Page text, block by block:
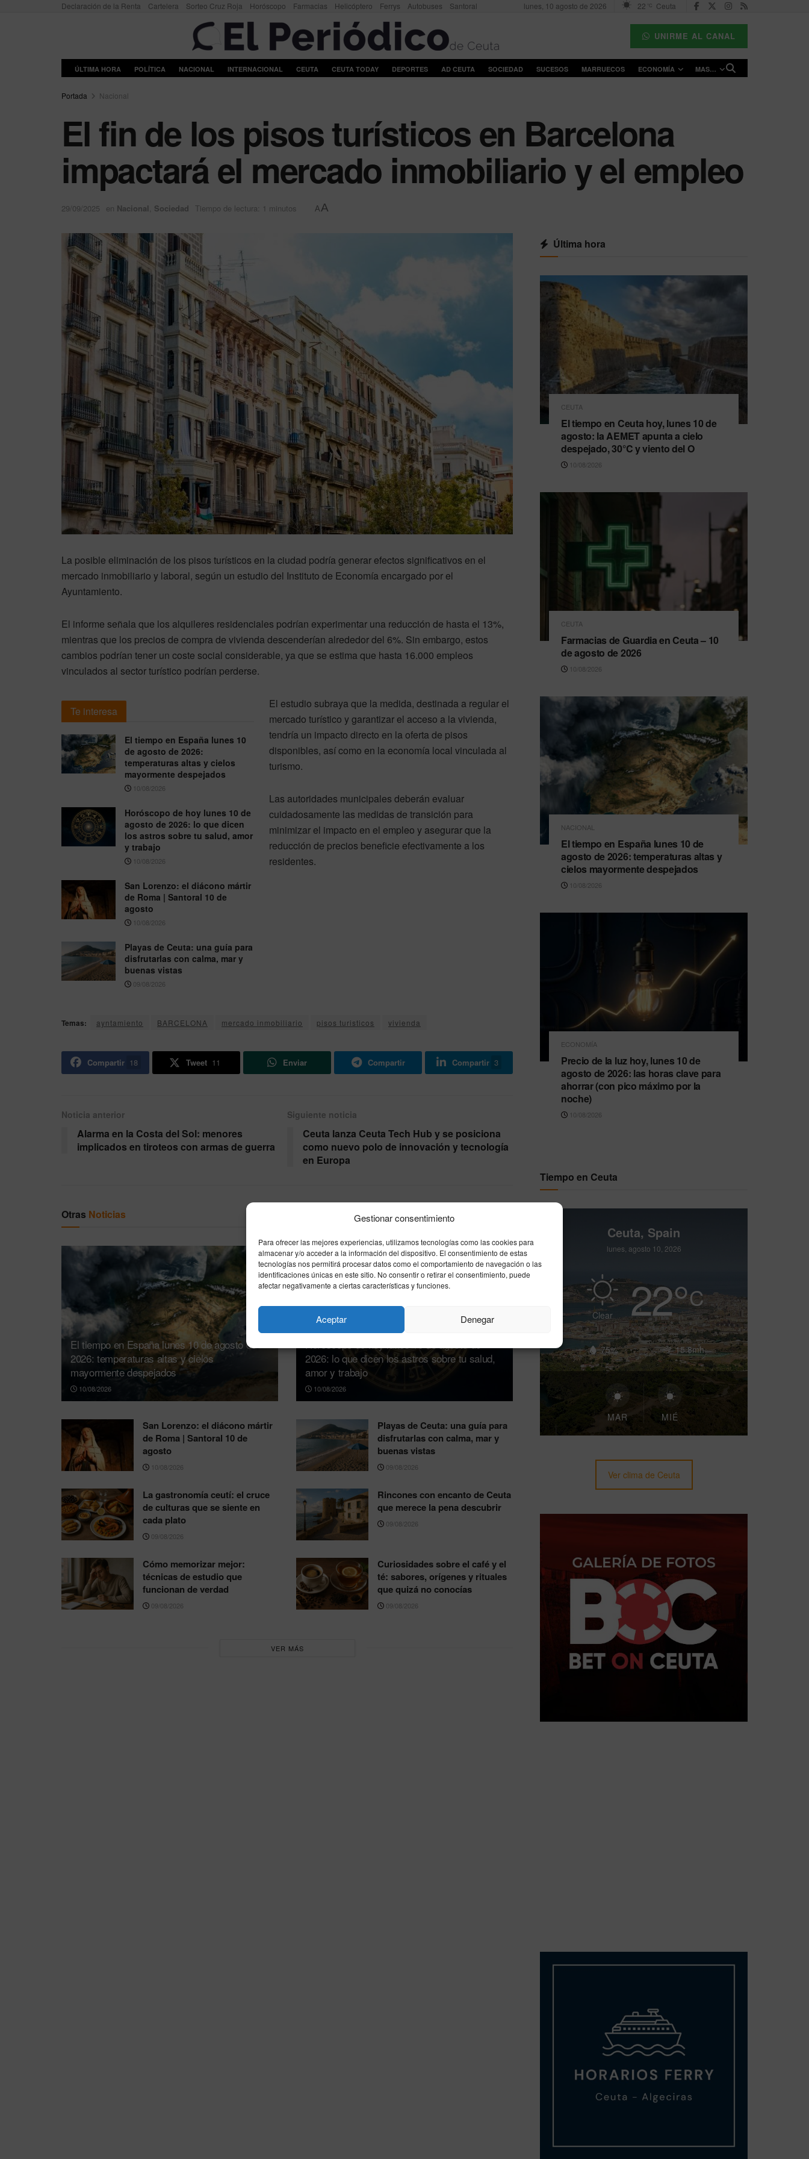
Gestionar consentimiento
Para ofrecer las mejores experiencias, utilizamos tecnologías como las cookies para
almacenar y/o acceder a la información del dispositivo. El consentimiento de estas
tecnologías nos permitirá procesar datos como el comportamiento de navegación o las
identificaciones únicas en este sitio. No consentir o retirar el consentimiento, puede
afectar negativamente a ciertas características y funciones.
Aceptar Denegar
Declaración de la Renta Cartelera Sorteo Cruz Roja Horóscopo Farmacias Helicóptero Ferrys Autobuses Santoral lunes, 10 agosto de 2026 22 °C Ceuta
UNIRME AL CANAL
ÚLTIMA HORA POLÍTICA NACIONAL INTERNACIONAL CEUTA CEUTA TODAY DEPORTES AD CEUTA SOCIEDAD SUCESOS MARRUECOS ECONOMÍA MAS…
Portada Nacional
El fin de los pisos turísticos en Barcelona
impactará el mercado inmobiliario y el empleo
29/09/2025 en Nacional, Sociedad Tiempo de lectura: 1 minutos AA
La posible eliminación de los pisos turísticos en la ciudad podría generar efectos significativos en el
mercado inmobiliario y laboral, según un estudio del Instituto de Economía encargado por el
Ayuntamiento.
El informe señala que los alquileres residenciales podrían experimentar una reducción de hasta el 13%,
mientras que los precios de compra de vivienda descenderían alrededor del 6%. Sin embargo, estos
cambios podrían tener un coste social considerable, ya que se estima que hasta 16.000 empleos
vinculados al sector turístico podrían perderse.
Te interesa
El tiempo en España lunes 10
de agosto de 2026:
temperaturas altas y cielos
mayormente despejados
10/08/2026
Horóscopo de hoy lunes 10 de
agosto de 2026: lo que dicen
los astros sobre tu salud, amor
y trabajo
10/08/2026
San Lorenzo: el diácono mártir
de Roma | Santoral 10 de
agosto
10/08/2026
Playas de Ceuta: una guía para
disfrutarlas con calma, mar y
buenas vistas
09/08/2026
El estudio subraya que la medida, destinada a regular el
mercado turístico y garantizar el acceso a la vivienda,
tendría un impacto directo en la oferta de pisos
disponibles, así como en la economía local vinculada al
turismo.
Las autoridades municipales deberán evaluar
cuidadosamente las medidas de transición para
minimizar el impacto en el empleo y asegurar que la
reducción de precios beneficie efectivamente a los
residentes.
Temas: ayntamiento BARCELONA mercado inmobiliario pisos turisticos vivienda
Compartir 18 Tweet 11 Enviar Compartir Compartir 3
Noticia anterior
Alarma en la Costa del Sol: menores
implicados en tiroteos con armas de guerra
Siguiente noticia
Ceuta lanza Ceuta Tech Hub y se posiciona
como nuevo polo de innovación y tecnología
en Europa
Otras Noticias
El tiempo en España lunes 10 de agosto de
2026: temperaturas altas y cielos
mayormente despejados
10/08/2026
2026: lo que dicen los astros sobre tu salud,
amor y trabajo
10/08/2026
San Lorenzo: el diácono mártir
de Roma | Santoral 10 de
agosto
10/08/2026
Playas de Ceuta: una guía para
disfrutarlas con calma, mar y
buenas vistas
09/08/2026
La gastronomía ceutí: el cruce
de culturas que se siente en
cada plato
09/08/2026
Rincones con encanto de Ceuta
que merece la pena descubrir
09/08/2026
Cómo memorizar mejor:
técnicas de estudio que
funcionan de verdad
09/08/2026
Curiosidades sobre el café y el
té: sabores, orígenes y rituales
que quizá no conocías
09/08/2026
VER MÁS
Última hora
CEUTA
El tiempo en Ceuta hoy, lunes 10 de
agosto: la AEMET apunta a cielo
despejado, 30°C y viento del O
10/08/2026
CEUTA
Farmacias de Guardia en Ceuta – 10
de agosto de 2026
10/08/2026
NACIONAL
El tiempo en España lunes 10 de
agosto de 2026: temperaturas altas y
cielos mayormente despejados
10/08/2026
ECONOMÍA
Precio de la luz hoy, lunes 10 de
agosto de 2026: las horas clave para
ahorrar (con pico máximo por la
noche)
10/08/2026
Tiempo en Ceuta
Ceuta, Spain
lunes, agosto 10, 2026
Clear 22°C
75% 15.8mh
MAR MIÉ
Ver clima de Ceuta